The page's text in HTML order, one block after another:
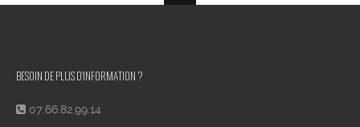
BESOIN DE PLUS D’INFORMATION ?
07.66.82.99.14